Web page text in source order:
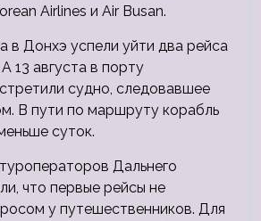
Airlines и Air Busan.
в Донхэ успели уйти два рейса
13 августа в порту
судно, следовавшее
В пути по маршруту корабль
суток.
Дальнего
что первые рейсы не
у путешественников. Для